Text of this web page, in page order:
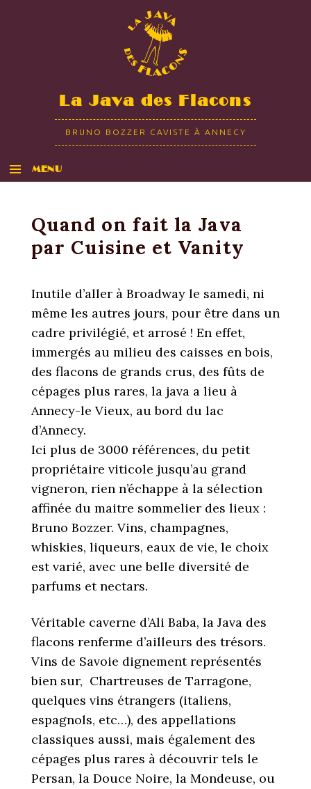
La Java des Flacons
BRUNO BOZZER CAVISTE À ANNECY
MENU
Quand on fait la Java
par Cuisine et Vanity
Inutile d’aller à Broadway le samedi, ni
même les autres jours, pour être dans un
cadre privilégié, et arrosé ! En effet,
immergés au milieu des caisses en bois,
des flacons de grands crus, des fûts de
cépages plus rares, la java a lieu à
Annecy-le Vieux, au bord du lac
d’Annecy.
Ici plus de 3000 références, du petit
propriétaire viticole jusqu’au grand
vigneron, rien n’échappe à la sélection
affinée du maitre sommelier des lieux :
Bruno Bozzer. Vins, champagnes,
whiskies, liqueurs, eaux de vie, le choix
est varié, avec une belle diversité de
parfums et nectars.
Véritable caverne d’Ali Baba, la Java des
flacons renferme d’ailleurs des trésors.
Vins de Savoie dignement représentés
bien sur, Chartreuses de Tarragone,
quelques vins étrangers (italiens,
espagnols, etc…), des appellations
classiques aussi, mais également des
cépages plus rares à découvrir tels le
Persan, la Douce Noire, la Mondeuse, ou